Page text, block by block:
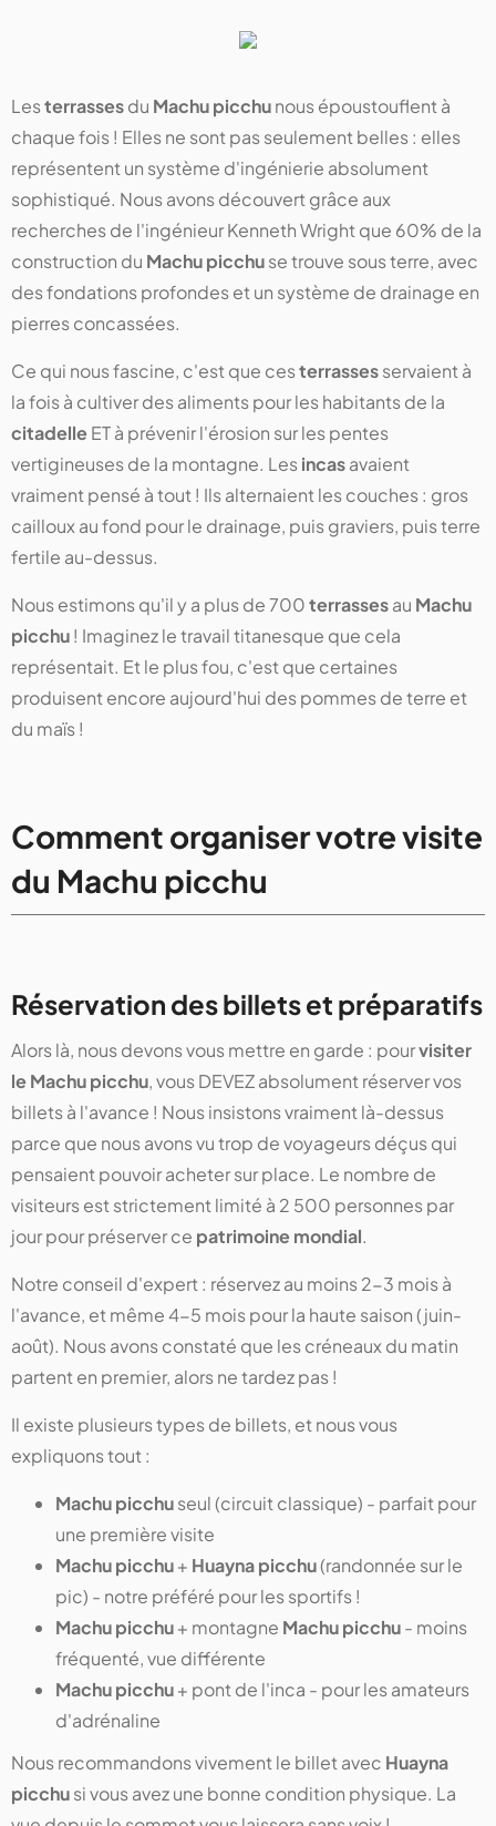
Lesterrassesdu Machu picchunous époustouflent à
chaque fois ! Elles ne sont pas seulement belles : elles
représentent un système d'ingénierie absolument
sophistiqué. Nous avons découvert grâce aux
recherches de l'ingénieur Kenneth Wright que 60% de la
construction du Machu picchuse trouve sous terre, avec
des fondations profondes et un système de drainage en
pierres concassées.
Ce qui nous fascine, c'est que cesterrassesservaient à
la fois à cultiver des aliments pour les habitants de la
citadelleET à prévenir l'érosion sur les pentes
vertigineuses de la montagne. Lesincasavaient
vraiment pensé à tout ! Ils alternaient les couches : gros
cailloux au fond pour le drainage, puis graviers, puis terre
fertile au-dessus.
Nous estimons qu'il y a plus de 700terrassesau Machu
picchu! Imaginez le travail titanesque que cela
représentait. Et le plus fou, c'est que certaines
produisent encore aujourd'hui des pommes de terre et
du maïs !
Comment organiser votre visite
du Machu picchu
Réservation des billets et préparatifs
Alors là, nous devons vous mettre en garde : pourvisiter
le Machu picchu, vous DEVEZ absolument réserver vos
billets à l'avance ! Nous insistons vraiment là-dessus
parce que nous avons vu trop de voyageurs déçus qui
pensaient pouvoir acheter sur place. Le nombre de
visiteurs est strictement limité à 2 500 personnes par
jour pour préserver ce patrimoine mondial.
Notre conseil d'expert : réservez au moins 2-3 mois à
l'avance, et même 4-5 mois pour la haute saison (juin-
août). Nous avons constaté que les créneaux du matin
partent en premier, alors ne tardez pas !
Il existe plusieurs types de billets, et nous vous
expliquons tout :
Machu picchuseul (circuit classique) - parfait pour
une première visite
Machu picchu+ Huayna picchu(randonnée sur le
pic) - notre préféré pour les sportifs !
Machu picchu+ montagne Machu picchu- moins
fréquenté, vue différente
Machu picchu+ pont de l'inca - pour les amateurs
d'adrénaline
Nous recommandons vivement le billet avec Huayna
picchusi vous avez une bonne condition physique. La